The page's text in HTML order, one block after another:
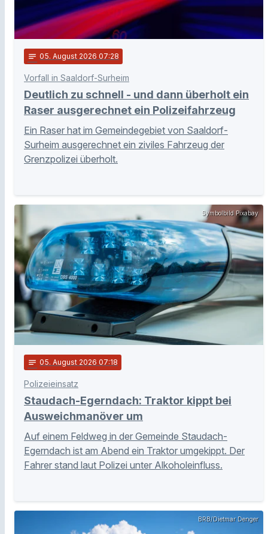
notes 05. August 2026 07:28
Vorfall in Saaldorf-Surheim
Deutlich zu schnell - und dann überholt ein
Raser ausgerechnet ein Polizeifahrzeug
Ein Raser hat im Gemeindegebiet von Saaldorf-
Surheim ausgerechnet ein ziviles Fahrzeug der
Grenzpolizei überholt.
Symbolbild Pixabay
notes 05. August 2026 07:18
Polizeieinsatz
Staudach-Egerndach: Traktor kippt bei
Ausweichmanöver um
Auf einem Feldweg in der Gemeinde Staudach-
Egerndach ist am Abend ein Traktor umgekippt. Der
Fahrer stand laut Polizei unter Alkoholeinfluss.
BRB/Dietmar Denger